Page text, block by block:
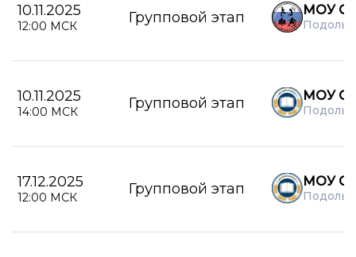
10.11.2025
12:00 МСК Групповой этап МОУ
10.11.2025
14:00 МСК Групповой этап МОУ
17.12.2025
12:00 МСК Групповой этап МОУ